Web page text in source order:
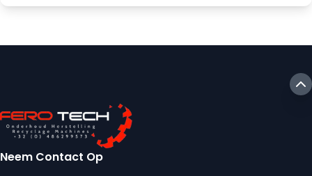
Neem Contact Op